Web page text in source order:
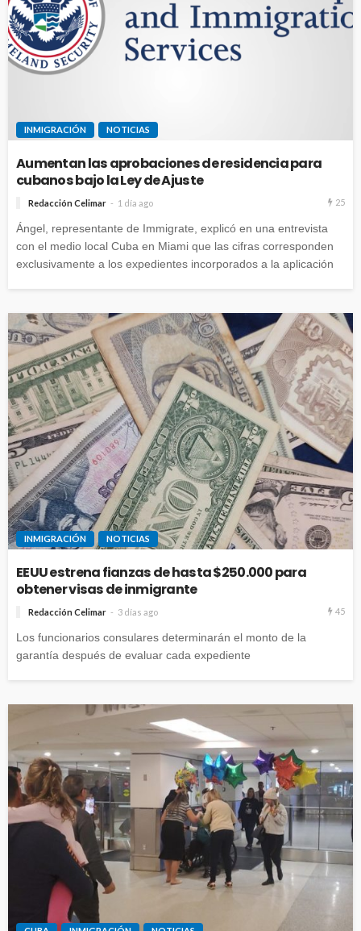
INMIGRACIÓN NOTICIAS
Aumentan las aprobaciones de residencia para
cubanos bajo la Ley de Ajuste
Redacción Celimar 1 día ago 25
Ángel, representante de Immigrate, explicó en una entrevista
con el medio local Cuba en Miami que las cifras corresponden
exclusivamente a los expedientes incorporados a la aplicación
INMIGRACIÓN NOTICIAS
EEUU estrena fianzas de hasta $250.000 para
obtener visas de inmigrante
Redacción Celimar 3 días ago 45
Los funcionarios consulares determinarán el monto de la
garantía después de evaluar cada expediente